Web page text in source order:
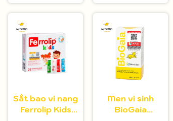
tuổi
Sắt bao vi nang
Ferrolip Kids
Men vi sinh
BioGaia